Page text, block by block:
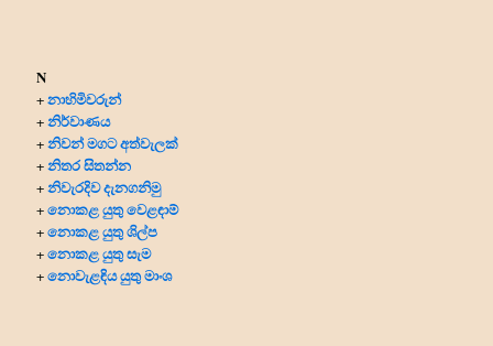
N
+නාහිමිවරුන්
+නිර්වාණය
+නිවන් මගට අත්වැලක්
+නිතර සිතන්න
+නිවැරදිව දැනගනිමු
+නොකළ යුතු වෙළඳාම්
+නොකළ යුතු ශිල්ප
+නොකළ යුතු සැම
+නොවැළඳිය යුතු මාංශ